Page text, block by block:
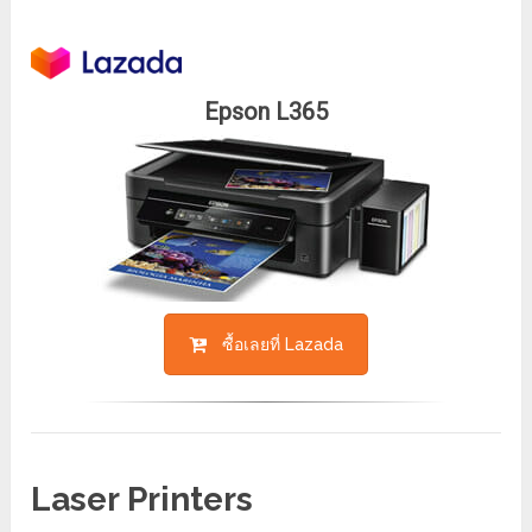
Epson L365
ซื้อเลยที่ Lazada
Laser Printers